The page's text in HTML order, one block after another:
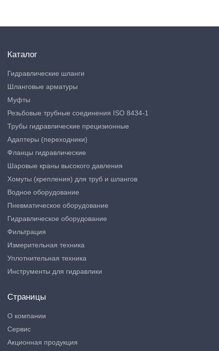
Каталог
Гидравлические шланги
Шланговые арматуры
Муфты
Резьбовые трубные соединения ISO 8434-1
Трубы гидравлические прецизионные
Адаптеры (переходники)
Фланцы гидравлические
Шаровые краны высокого давления
Хомуты (крепления) для труб и шлангов
Водное оборудование
Пневматическое оборудование
Гидравлическое оборудование
Фильтрация
Измерительная техника
Уплотнительная техника
Инструменты для гидравлики
Страницы
О компании
Сервис
Акционная продукция